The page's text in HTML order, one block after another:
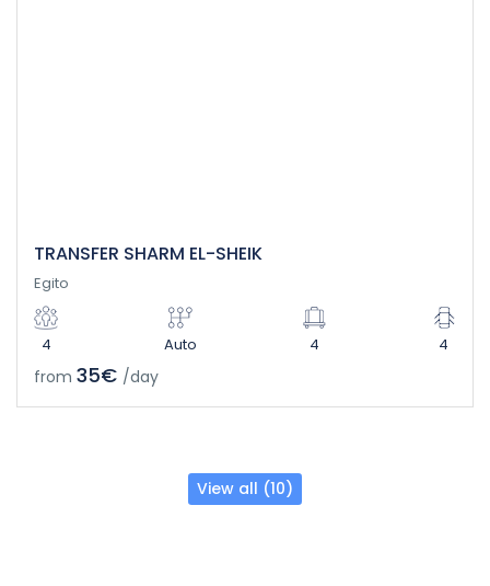
TRANSFER SHARM EL-SHEIK
Egito
4 Auto 4 4
from 35€ /day
View all (10)